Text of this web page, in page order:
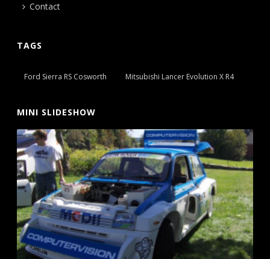
Contact
TAGS
Ford Sierra RS Cosworth Mitsubishi Lancer Evolution X R4
MINI SLIDESHOW